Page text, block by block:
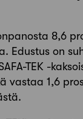
8,6
Edustus on
TEK -
vastaa 1,6